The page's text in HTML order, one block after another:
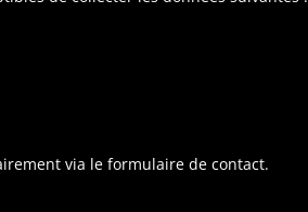
via le formulaire de contact.